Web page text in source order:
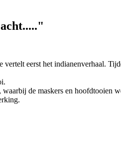
vertelt eerst het indianenverhaal.
de maskers en hoofdtooien